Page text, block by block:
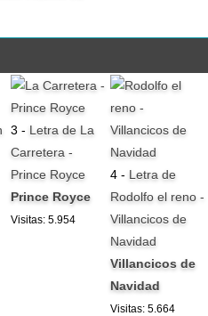
3 - Letra de La
Carretera -
Prince Royce
Prince Royce
Visitas: 5.954
4 - Letra de
Rodolfo el reno -
Villancicos de
Navidad
Villancicos de
Navidad
Visitas: 5.664